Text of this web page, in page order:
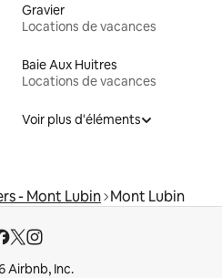
Gravier
Locations de vacances
Baie Aux Huitres
Locations de vacances
Voir plus d'éléments
- Mont Lubin Mont Lubin
Airbnb, Inc.